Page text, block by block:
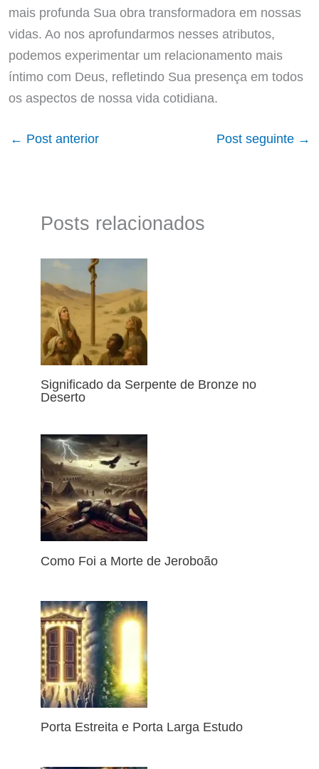
mais profunda Sua obra transformadora em nossas
vidas. Ao nos aprofundarmos nesses atributos,
podemos experimentar um relacionamento mais
íntimo com Deus, refletindo Sua presença em todos
os aspectos de nossa vida cotidiana.
← Post anterior Post seguinte →
Posts relacionados
Significado da Serpente de Bronze no
Deserto
Como Foi a Morte de Jeroboão
Porta Estreita e Porta Larga Estudo